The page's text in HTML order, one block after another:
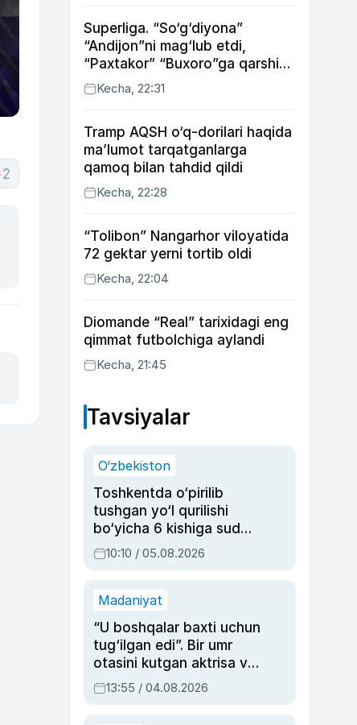
2
Superliga. “So‘g‘diyona”
“Andijon”ni mag‘lub etdi,
“Paxtakor” “Buxoro”ga qarshi
bahsda g‘alabani qo‘ldan
chiqardi
Kecha, 22:31
Tramp AQSH o‘q-dorilari haqida
ma’lumot tarqatganlarga
qamoq bilan tahdid qildi
Kecha, 22:28
“Tolibon” Nangarhor viloyatida
72 gektar yerni tortib oldi
Kecha, 22:04
Diomande “Real” tarixidagi eng
qimmat futbolchiga aylandi
Kecha, 21:45
Tavsiyalar
O‘zbekiston
Toshkentda o‘pirilib
tushgan yo‘l qurilishi
bo‘yicha 6 kishiga sud
hukmi o‘qildi
10:10 / 05.08.2026
Madaniyat
“U boshqalar baxti uchun
tug‘ilgan edi”. Bir umr
otasini kutgan aktrisa va
dublyaj ustasi Rimma
Ahmedovaning
13:55 / 04.08.2026